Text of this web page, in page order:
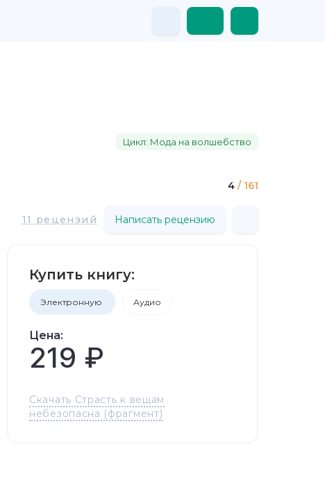
Цикл: Мода на волшебство
4 / 161
11 рецензий Написать рецензию
Купить книгу:
Электронную Аудио
Цена:
219 ₽
Скачать Страсть к вещам
небезопасна (фрагмент)